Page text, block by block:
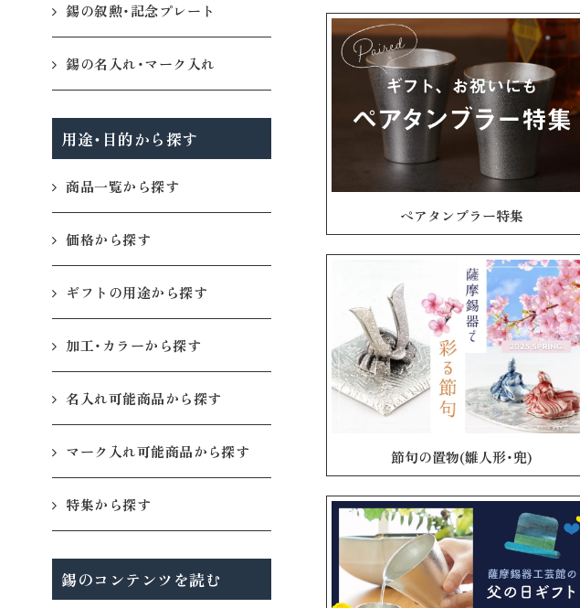
ペアタンブラー特集
節句の置物(雛人形・兜)
錫の叙勲・記念プレート
錫の名入れ・マーク入れ
用途・目的から探す
商品一覧から探す
価格から探す
ギフトの用途から探す
加工・カラーから探す
名入れ可能商品から探す
マーク入れ可能商品から探す
特集から探す
錫のコンテンツを読む